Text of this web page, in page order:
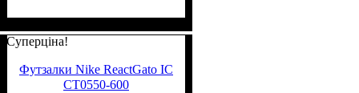
Суперціна!
Футзалки Nike ReactGato IC
CT0550-600